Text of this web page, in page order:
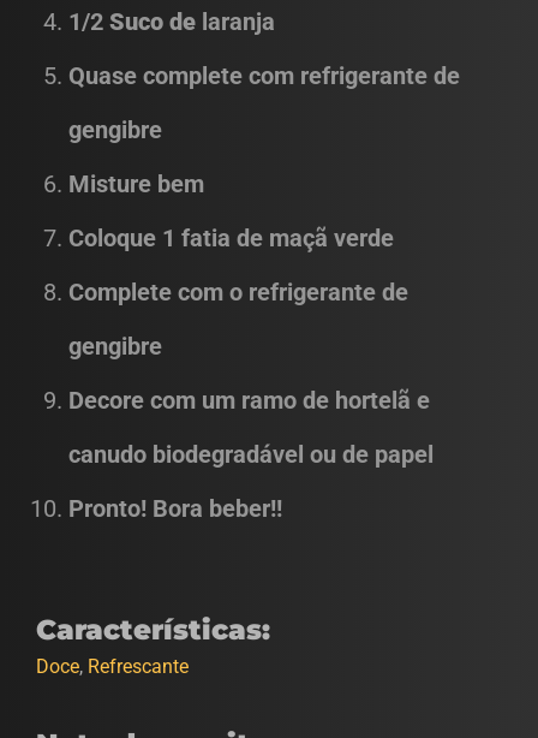
1/2 Suco de laranja
Quase complete com refrigerante de
gengibre
Misture bem
Coloque 1 fatia de maçã verde
Complete com o refrigerante de
gengibre
Decore com um ramo de hortelã e
canudo biodegradável ou de papel
Pronto! Bora beber!!
Características:
Doce, Refrescante